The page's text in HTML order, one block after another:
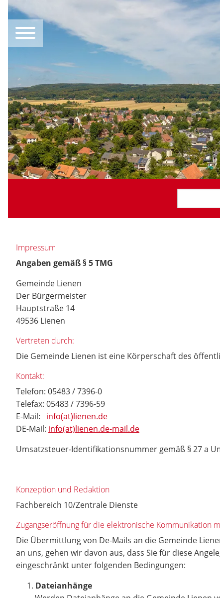
Impressum
Angaben gemäß § 5 TMG
Gemeinde Lienen
Der Bürgermeister
Hauptstraße 14
49536 Lienen
Vertreten durch:
Die Gemeinde Lienen ist eine Körperschaft des
Kontakt:
Telefon: 05483 / 7396-0
Telefax: 05483 / 7396-59
E-Mail: info(at)lienen.de
DE-Mail: info(at)lienen.de-mail.de
Umsatzsteuer-Identifikationsnummer gemäß § 27 a
Konzeption und Redaktion
Fachbereich 10/Zentrale Dienste
Zugangseröffnung für die elektronische Kommunikation
Die Übermittlung von De-Mails an die Gemeinde
an uns, gehen wir davon aus, dass Sie für diese
eingeschränkt unter folgenden Bedingungen:
Dateianhänge